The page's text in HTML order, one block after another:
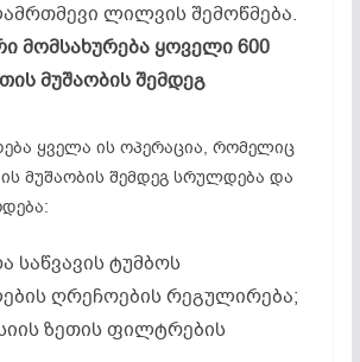
ლილვის შემოწმება.
მომსახურებაყოველი600
მუშაობისშემდეგ
ყველა ის ოპერაცია, რომელიც
მუშაობის შემდეგ სრულდება და
საწვავის ტუმბოს
ღრეჩოების რეგულირება;
ზეთის ფილტრების